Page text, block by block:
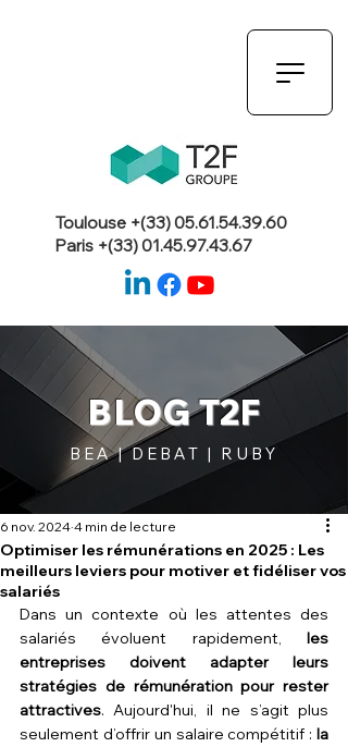
Toulouse +(33)05.61.54.39.60
Paris +(33)01.45.97.43.67
BLOG T2F
BEA | DEBAT | RUBY
Optimiser les rémunérations en 2025 : Les
meilleurs leviers pour motiver et fidéliser vos
salariés
6 nov. 2024 4 min de lecture
Dans un contexte où les attentes des
salariés évoluent rapidement, les
entreprises doivent adapter leurs
stratégies de rémunération pour rester
attractives. Aujourd'hui, il ne s’agit plus
seulement d’offrir un salaire compétitif : la